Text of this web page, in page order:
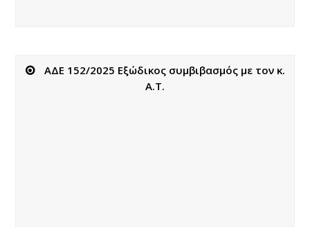
ΑΔΕ 152/2025 Εξώδικος συμβιβασμός με τον κ.
Α.Τ.